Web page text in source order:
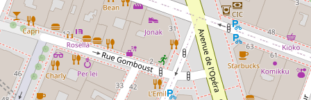
Chargement de la carte